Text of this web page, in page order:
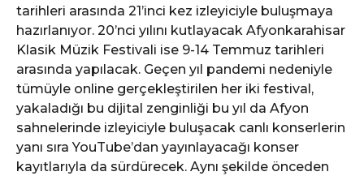
tarihleri arasında 21’inci kez izleyiciyle buluşmaya
hazırlanıyor. 20’nci yılını kutlayacak Afyonkarahisar
Klasik Müzik Festivali ise 9-14 Temmuz tarihleri
arasında yapılacak. Geçen yıl pandemi nedeniyle
tümüyle online gerçekleştirilen her iki festival,
yakaladığı bu dijital zenginliği bu yıl da Afyon
sahnelerinde izleyiciyle buluşacak canlı konserlerin
yanı sıra YouTube’dan yayınlayacağı konser
kayıtlarıyla da sürdürecek. Aynı şekilde önceden